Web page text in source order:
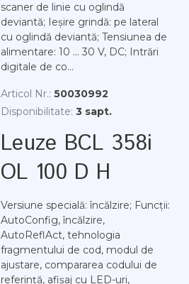
scaner de linie cu oglindă
deviantă; Ieșire grindă: pe lateral
cu oglindă deviantă; Tensiunea de
alimentare: 10 ... 30 V, DC; Intrări
digitale de co...
Articol Nr.: 50030992
Disponibilitate: 3 sapt.
Leuze BCL 358i
OL 100 D H
Versiune specială: încălzire; Funcții:
AutoConfig, încălzire,
AutoReflAct, tehnologia
fragmentului de cod, modul de
ajustare, compararea codului de
referință, afișaj cu LED-uri,